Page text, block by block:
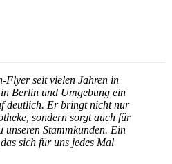
Flyer seit vielen Jahren in
Berlin und Umgebung ein
deutlich. Er bringt nicht nur
sondern sorgt auch für
unseren Stammkunden. Ein
sich für uns jedes Mal